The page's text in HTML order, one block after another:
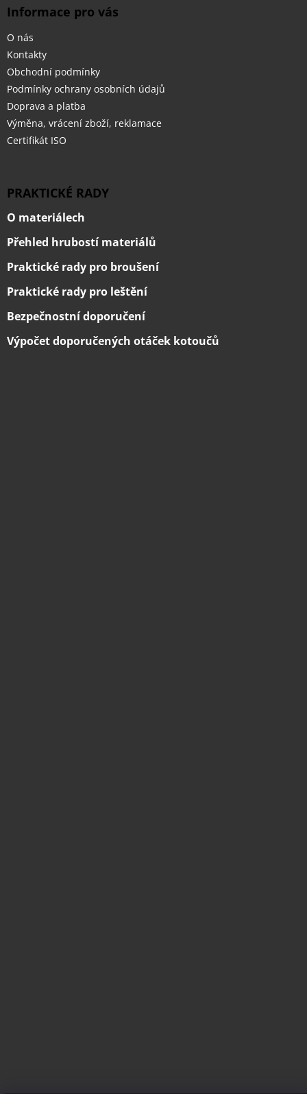
Informace pro vás
O nás
Kontakty
Obchodní podmínky
Podmínky ochrany osobních údajů
Doprava a platba
Výměna, vrácení zboží, reklamace
Certifikát ISO
PRAKTICKÉ RADY
O materiálech
Přehled hrubostí materiálů
Praktické rady pro broušení
Praktické rady pro leštění
Bezpečnostní doporučení
Výpočet doporučených otáček kotoučů